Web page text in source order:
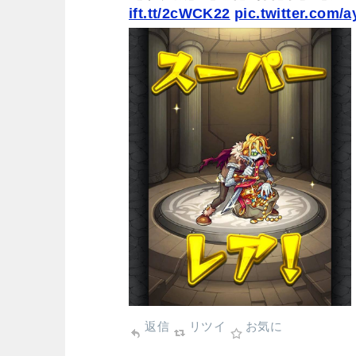
ift.tt/2cWCK22 pic.twitter.com/
返信 リツイ お気に